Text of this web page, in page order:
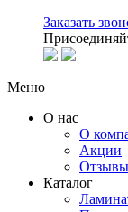
Заказать
Меню
О нас
О
Акции
Отзывы
Каталог